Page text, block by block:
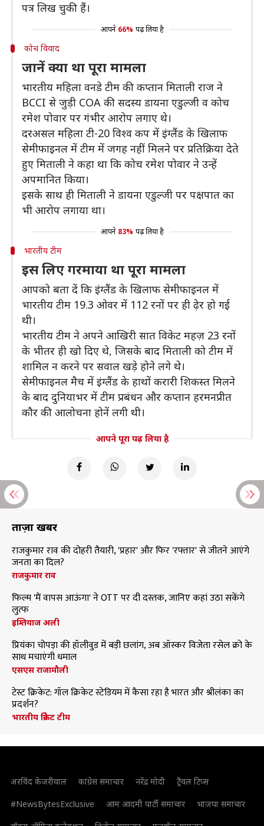
पत्र लिख चुकी हैं।
आपने 66% पढ़ लिया है
कोच विवाद
जानें क्या था पूरा मामला
भारतीय महिला वनडे टीम की कप्तान मिताली राज ने
BCCI से जुड़ी COA की सदस्य डायना एडुल्जी व कोच
रमेश पोवार पर गंभीर आरोप लगाए थे।
दरअसल महिला टी-20 विश्व कप में इंग्लैंड के खिलाफ
सेमीफाइनल में टीम में जगह नहीं मिलने पर प्रतिक्रिया देते
हुए मिताली ने कहा था कि कोच रमेश पोवार ने उन्हें
अपमानित किया।
इसके साथ ही मिताली ने डायना एडुल्जी पर पक्षपात का
भी आरोप लगाया था।
आपने 83% पढ़ लिया है
भारतीय टीम
इस लिए गरमाया था पूरा मामला
आपको बता दें कि इंग्लैंड के खिलाफ सेमीफाइनल में
भारतीय टीम 19.3 ओवर में 112 रनों पर ही ढ़ेर हो गई
थी।
भारतीय टीम ने अपने आखिरी सात विकेट महज़ 23 रनों
के भीतर ही खो दिए थे, जिसके बाद मिताली को टीम में
शामिल न करने पर सवाल खड़े होने लगे थे।
सेमीफाइनल मैच में इंग्लैंड के हाथों करारी शिकस्त मिलने
के बाद दुनियाभर में टीम प्रबंधन और कप्तान हरमनप्रीत
कौर की आलोचना होनें लगी थी।
आपने पूरा पढ़ लिया है
ताज़ा खबरें
राजकुमार राव की दोहरी तैयारी, 'प्रहार' और फिर 'रफ्तार' से जीतने आएंगे
जनता का दिल?
राजकुमार राव
फिल्म 'मैं वापस आऊंगा' ने OTT पर दी दस्तक, जानिए कहां उठा सकेंगे
लुत्फ
इम्तियाज अली
प्रियंका चोपड़ा की हॉलीवुड में बड़ी छलांग, अब ऑस्कर विजेता रसेल क्रो के
साथ मचाएंगी धमाल
एसएस राजामौली
टेस्ट क्रिकेट: गॉल क्रिकेट स्टेडियम में कैसा रहा है भारत और श्रीलंका का
प्रदर्शन?
भारतीय क्रिकेट टीम
अरविंद केजरीवाल कांग्रेस समाचार नरेंद्र मोदी
ट्रैवल टिप्स
#NewsBytesExclusive
आम आदमी पार्टी समाचार
भाजपा समाचार